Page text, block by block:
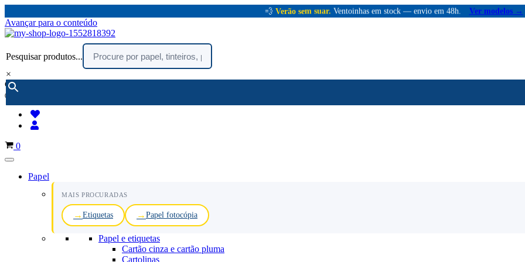
💨 Verão sem suar. Ventoinhas em stock — envio em 48h. Ver modelos →
Avançar para o conteúdo
Pesquisar produtos...
×
encomendar por telefone :
(chamada rede fixa nacional)
Carrinho
0
Papel
MAIS PROCURADAS
Etiquetas Papel fotocópia
Papel e etiquetas
Cartão cinza e cartão pluma
Cartolinas